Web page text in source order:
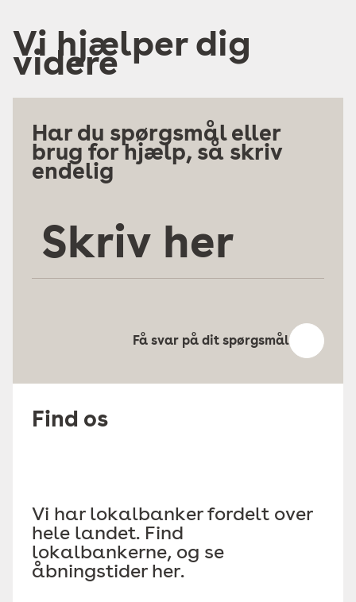
Vi hjælper dig
videre
Har du spørgsmål eller
brug for hjælp, så skriv
endelig
her
Få svar på dit spørgsmål
Find os
Vi har lokalbanker fordelt over
hele landet. Find
lokalbankerne, og se
åbningstider her.